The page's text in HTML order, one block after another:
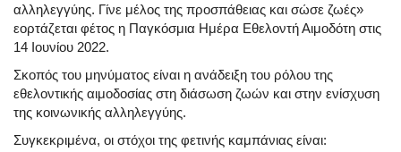
αλληλεγγύης. Γίνε μέλος της προσπάθειας και σώσε ζωές»
εορτάζεται φέτος η Παγκόσμια Ημέρα Εθελοντή Αιμοδότη στις
14 Ιουνίου 2022.
Σκοπός του μηνύματος είναι η ανάδειξη του ρόλου της
εθελοντικής αιμοδοσίας στη διάσωση ζωών και στην ενίσχυση
της κοινωνικής αλληλεγγύης.
Συγκεκριμένα, οι στόχοι της φετινής καμπάνιας είναι: